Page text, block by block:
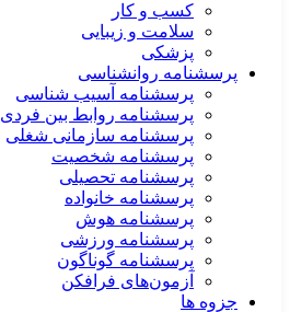
کسب و کار
سلامت و زیبایی
پزشکی
پرسشنامه روانشناسی
پرسشنامه آسیب شناسی
پرسشنامه روابط بین فردی
پرسشنامه سازمانی شغلی
پرسشنامه شخصیت
پرسشنامه تحصیلی
پرسشنامه خانواده
پرسشنامه هوش
پرسشنامه ورزشی
پرسشنامه گوناگون
آزمون‌های فرافکن
جزوه ها